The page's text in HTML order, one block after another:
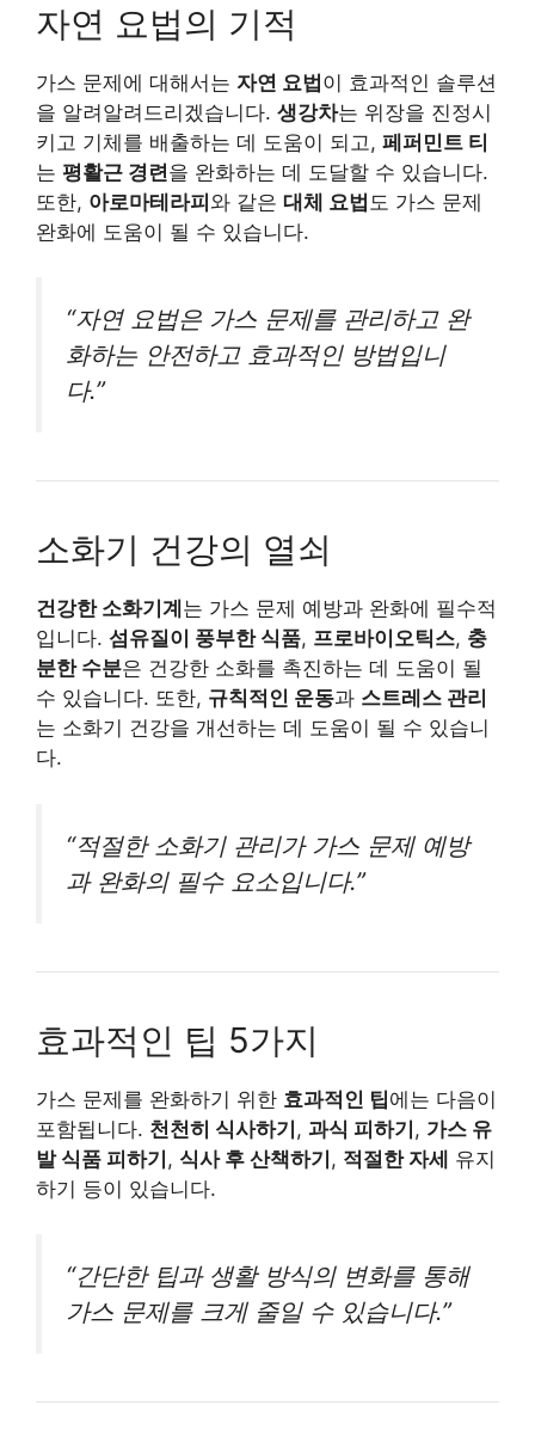
자연 요법의 기적
가스 문제에 대해서는 자연 요법이 효과적인 솔루션
을 알려알려드리겠습니다. 생강차는 위장을 진정시
키고 기체를 배출하는 데 도움이 되고, 페퍼민트 티
는 평활근 경련을 완화하는 데 도달할 수 있습니다.
또한, 아로마테라피와 같은 대체 요법 도 가스 문제
완화에 도움이 될 수 있습니다.
“자연 요법은 가스 문제를 관리하고 완
화하는 안전하고 효과적인 방법입니
다.”
소화기 건강의 열쇠
건강한 소화기계 는 가스 문제 예방과 완화에 필수적
입니다. 섬유질이 풍부한 식품, 프로바이오틱스, 충
분한 수분은 건강한 소화를 촉진하는 데 도움이 될
수 있습니다. 또한, 규칙적인 운동과 스트레스 관리
는 소화기 건강을 개선하는 데 도움이 될 수 있습니
다.
“적절한 소화기 관리가 가스 문제 예방
과 완화의 필수 요소입니다.”
효과적인 팁 5가지
가스 문제를 완화하기 위한 효과적인 팁에는 다음이
포함됩니다. 천천히 식사하기, 과식 피하기, 가스 유
발 식품 피하기, 식사 후 산책하기, 적절한 자세 유지
하기 등이 있습니다.
“간단한 팁과 생활 방식의 변화를 통해
가스 문제를 크게 줄일 수 있습니다.”